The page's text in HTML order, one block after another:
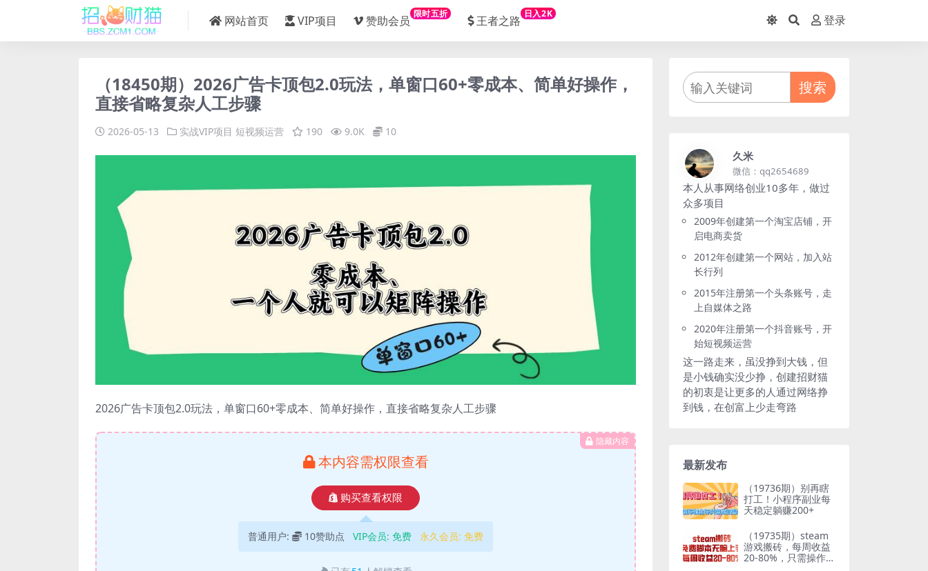
网站首页 VIP项目 赞助会员 限时五折 王者之路 日入2K
登录
（18450期）2026广告卡顶包2.0玩法，单窗口60+零成本、简单好操作，
直接省略复杂人工步骤
2026-05-13 实战VIP项目 短视频运营 190 9.0K 10
2026广告卡顶包2.0玩法，单窗口60+零成本、简单好操作，直接省略复杂人工步骤
隐藏内容
本内容需权限查看
购买查看权限
普通用户: 10赞助点 VIP会员: 免费 永久会员: 免费
搜索
久米
微信：qq2654689
本人从事网络创业10多年，做过
众多项目
2009年创建第一个淘宝店铺，开
启电商卖货
2012年创建第一个网站，加入站
长行列
2015年注册第一个头条账号，走
上自媒体之路
2020年注册第一个抖音账号，开
始短视频运营
这一路走来，虽没挣到大钱，但
是小钱确实没少挣，创建招财猫
的初衷是让更多的人通过网络挣
到钱，在创富上少走弯路
最新发布
（19736期）别再瞎
打工！小程序副业每
天稳定躺赚200+
（19735期）steam
游戏搬砖，每周收益
20-80%，只需操作1-